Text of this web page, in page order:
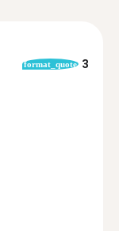
format_quote 3